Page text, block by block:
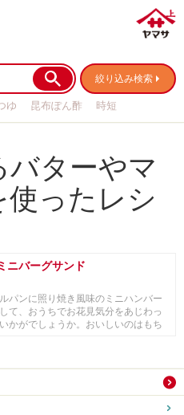
絞り込み検索
ゆ 昆布ぽん酢
時短
バターやマ
ったレシ
ニバーグサンド
パンに照り焼き風味のミニハンバー
て、おうちでお花見気分をあじわっ
かがでしょうか。おいしいのはもち